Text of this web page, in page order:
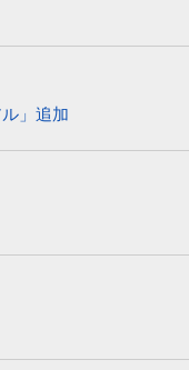
」追加